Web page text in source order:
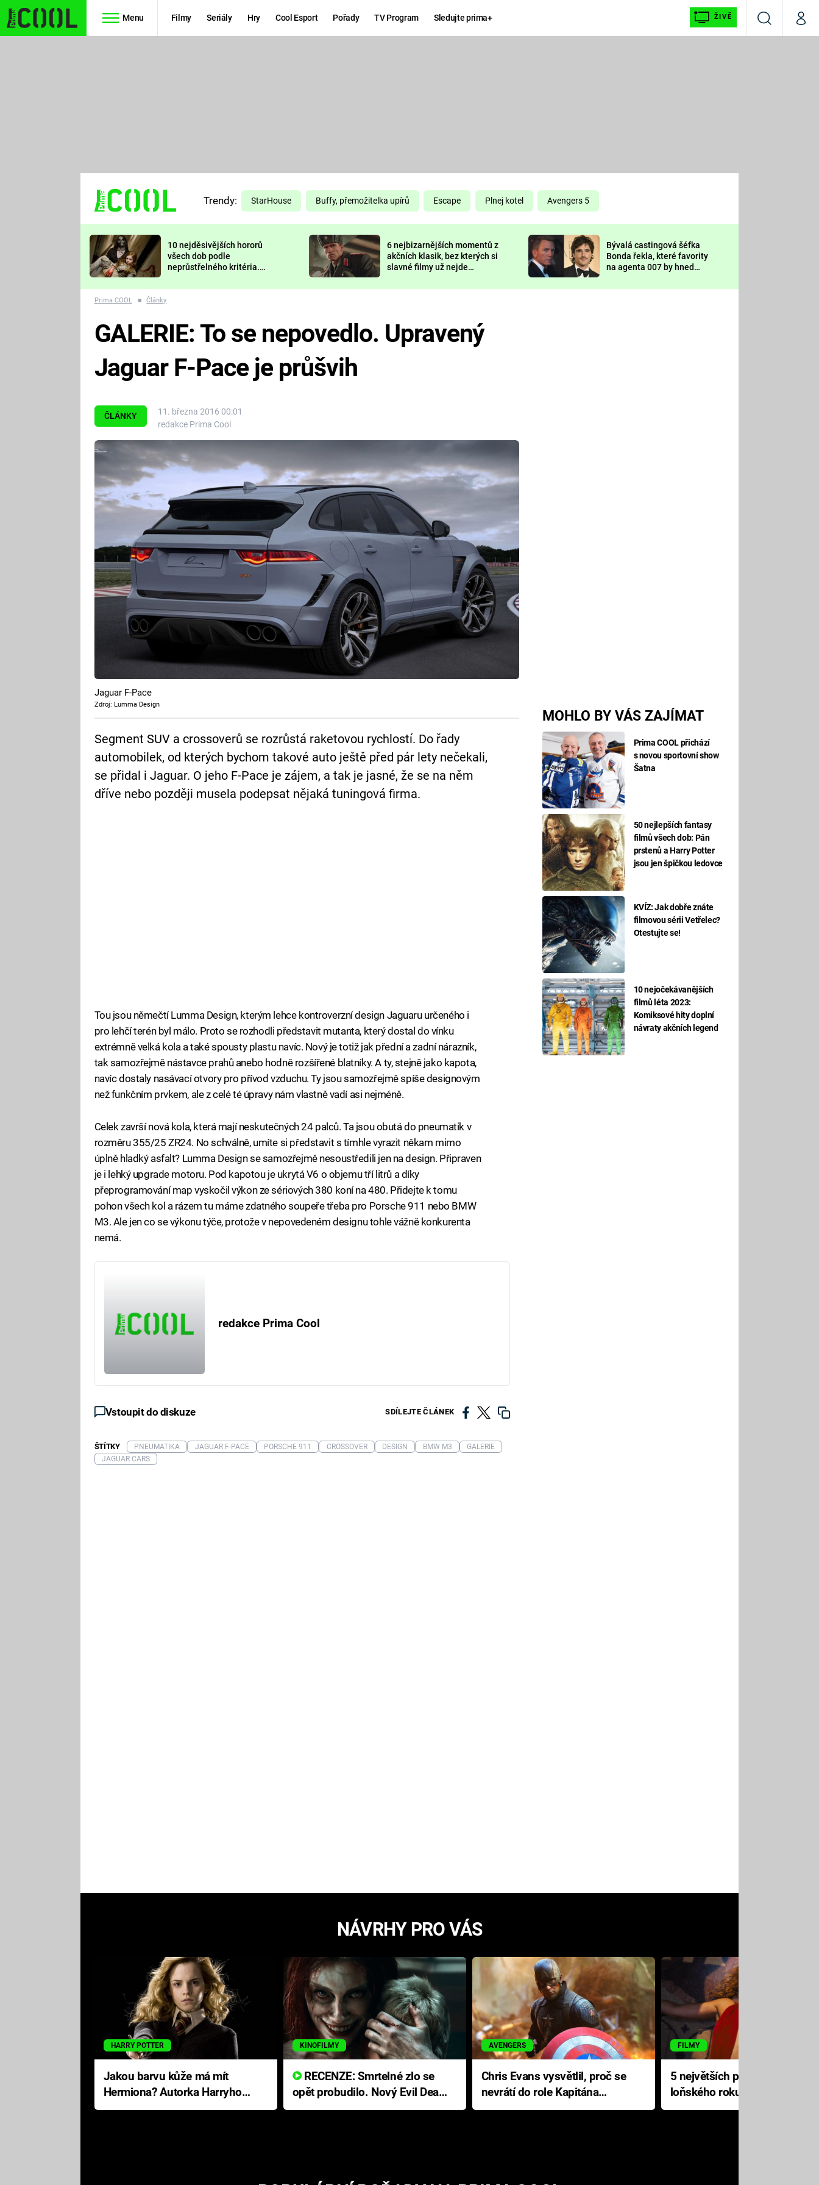
Menu Filmy Seriály Hry Cool Esport Pořady TV Program Sledujte prima+ ŽIVĚ
VyhledáváníMůj
TŘESKU
FUTURAMA
PREDÁTOR
DELIVERANCE
KOMEDIE
CHUCK
NORRIS
DEADPOOL
Prima LAJK
Sledujte nás
Trendy: StarHouse Buffy, přemožitelka upírů Escape Plnej kotel Avengers 5
10 nejděsivějších hororů
všech dob podle
neprůstřelného kritéria.
nejvíc zvednou tep?
6 nejbizarnějších momentů z
akčních klasik, bez kterých si
slavné filmy už nejde
Bývalá castingová šéfka
Bonda řekla, které favority
na agenta 007 by hned
Prima COOL ■ Články
ČLÁNKY
11. března 2016 00:01
redakce Prima Cool
MOHLO BY VÁS ZAJÍMAT
Prima COOL přichází
s novou sportovní show
Šatna
50 nejlepších fantasy
filmů všech dob: Pán
prstenů a Harry Potter
jsou jen špičkou ledovce
KVÍZ: Jak dobře znáte
filmovou sérii Vetřelec?
Otestujte se!
10 nejočekávanějších
filmů léta 2023:
Komiksové hity doplní
návraty akčních legend
GALERIE: To se nepovedlo. Upravený
Jaguar F-Pace je průšvih
Jaguar F-Pace
Zdroj: Lumma Design
Segment SUV a crossoverů se rozrůstá raketovou rychlostí. Do řady
automobilek, od kterých bychom takové auto ještě před pár lety nečekali,
se přidal i Jaguar. O jeho F-Pace je zájem, a tak je jasné, že se na něm
dříve nebo později musela podepsat nějaká tuningová firma.
Tou jsou němečtí Lumma Design, kterým lehce kontroverzní design Jaguaru určeného i
pro lehčí terén byl málo. Proto se rozhodli představit mutanta, který dostal do vínku
extrémně velká kola a také spousty plastu navíc. Nový je totiž jak přední a zadní nárazník,
tak samozřejmě nástavce prahů anebo hodně rozšířené blatníky. A ty, stejně jako kapota,
navíc dostaly nasávací otvory pro přívod vzduchu. Ty jsou samozřejmě spíše designovým
než funkčním prvkem, ale z celé té úpravy nám vlastně vadí asi nejméně.
Celek završí nová kola, která mají neskutečných 24 palců. Ta jsou obutá do pneumatik v
rozměru 355/25 ZR24. No schválně, umíte si představit s tímhle vyrazit někam mimo
úplně hladký asfalt? Lumma Design se samozřejmě nesoustředili jen na design. Připraven
je i lehký upgrade motoru. Pod kapotou je ukrytá V6 o objemu tří litrů a díky
přeprogramování map vyskočil výkon ze sériových 380 koní na 480. Přidejte k tomu
pohon všech kol a rázem tu máme zdatného soupeře třeba pro Porsche 911 nebo BMW
M3. Ale jen co se výkonu týče, protože v nepovedeném designu tohle vážně konkurenta
nemá.
redakce Prima Cool
Vstoupit do diskuze SDÍLEJTE ČLÁNEK
ŠTÍTKY PNEUMATIKA JAGUAR F-PACE PORSCHE 911 CROSSOVER DESIGN BMW M3
GALERIE
JAGUAR CARS
NÁVRHY PRO VÁS
HARRY POTTER
Jakou barvu kůže má mít
Hermiona? Autorka Harryho
Pottera přišla s ráznou
KINOFILMY
RECENZE: Smrtelné zlo se
opět probudilo. Nový Evil Dead
přichází s neodolatelnou
AVENGERS
Chris Evans vysvětlil, proč se
nevrátí do role Kapitána
Ameriky
FILMY
5 největších propadáků
loňského roku: Disney na
jediné katastrofě prodělal 200